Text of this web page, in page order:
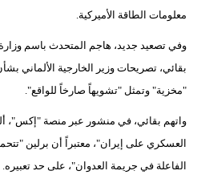
معلومات الطاقة الأميركية.
وفي تصعيد جديد، هاجم المتحدث باسم وزارة
بقائي، تصريحات وزير الخارجية الألماني
"مخزية" وتمثل "تشويهاً صارخاً للواقع".
واتهم بقائي، في منشور عبر منصة "إكس"،
العسكري على إيران"، معتبراً أن برلين
الفاعلة في جريمة العدوان"، على حد تعبيره.